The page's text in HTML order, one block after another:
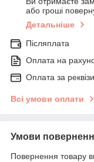
або гроші
Детальніше
Післяплата
Оплата на
Оплата за
Всі умови оплати
Умови
Повернення товару